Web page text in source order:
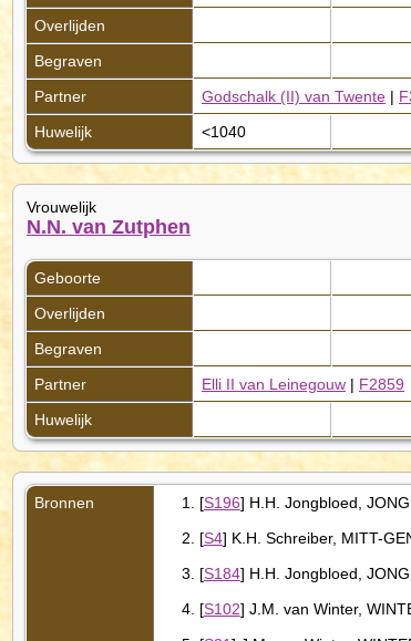
Overlijden
Begraven
Partner
Godschalk (II) van Twente |
Huwelijk
<1040
Vrouwelijk
N.N. van Zutphen
Geboorte
Overlijden
Begraven
Partner
Elli II van Leinegouw | F2859
Huwelijk
Bronnen [S196] H.H. Jongbloed,
[S4] K.H. Schreiber, MITT-
[S184] H.H. Jongbloed,
[S102] J.M. van Winter,